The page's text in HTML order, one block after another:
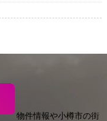
物件情報や小樽市の街